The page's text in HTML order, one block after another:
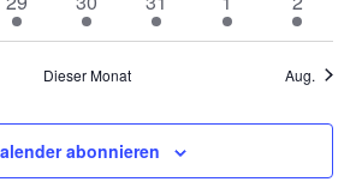
Veranstaltung
Termine
Termine
Termine
Dieser Monat Aug.
abonnieren